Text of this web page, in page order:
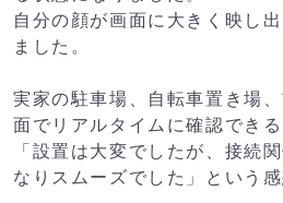
自分の顔が画面に大きく映し
ました。
実家の駐車場、自転車置き場
面でリアルタイムに確認でき
「設置は大変でしたが、接続
なりスムーズでした」という感